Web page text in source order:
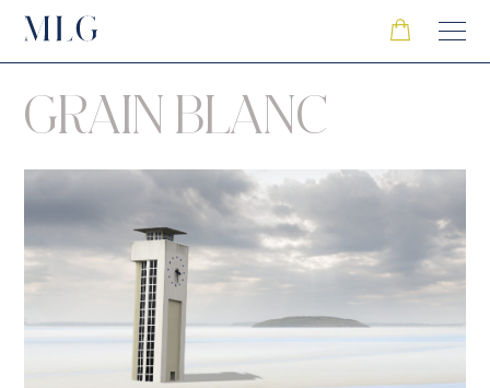
GRAIN BLANC